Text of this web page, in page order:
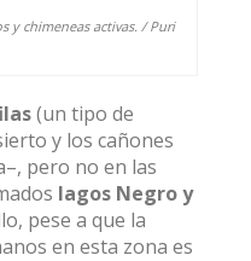
y chimeneas activas. / Puri
(un tipo de
y los cañones
pero no en las
lagos Negro y
pese a que la
en esta zona es